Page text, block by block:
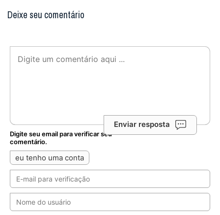
Deixe seu comentário
Enviar resposta
Digite seu email para verificar seu
comentário.
eu tenho uma conta